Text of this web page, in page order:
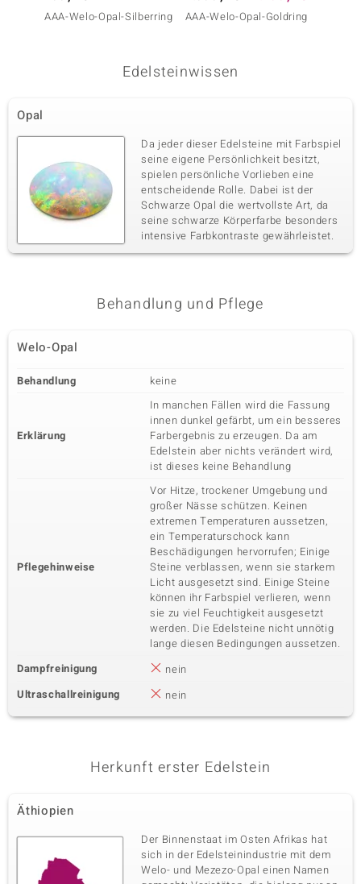
AAA-Welo-Opal-Silberring AAA-Welo-Opal-Goldring
Edelsteinwissen
Opal
Da jeder dieser Edelsteine mit Farbspiel
seine eigene Persönlichkeit besitzt,
spielen persönliche Vorlieben eine
entscheidende Rolle. Dabei ist der
Schwarze Opal die wertvollste Art, da
seine schwarze Körperfarbe besonders
intensive Farbkontraste gewährleistet.
Behandlung und Pflege
Welo-Opal
Behandlung keine
Erklärung
In manchen Fällen wird die Fassung
innen dunkel gefärbt, um ein besseres
Farbergebnis zu erzeugen. Da am
Edelstein aber nichts verändert wird,
ist dieses keine Behandlung
Pflegehinweise
Vor Hitze, trockener Umgebung und
großer Nässe schützen. Keinen
extremen Temperaturen aussetzen,
ein Temperaturschock kann
Beschädigungen hervorrufen; Einige
Steine verblassen, wenn sie starkem
Licht ausgesetzt sind. Einige Steine
können ihr Farbspiel verlieren, wenn
sie zu viel Feuchtigkeit ausgesetzt
werden. Die Edelsteine nicht unnötig
lange diesen Bedingungen aussetzen.
Dampfreinigung
nein
Ultraschallreinigung
nein
Herkunft erster Edelstein
Äthiopien
Der Binnenstaat im Osten Afrikas hat
sich in der Edelsteinindustrie mit dem
Welo- und Mezezo-Opal einen Namen